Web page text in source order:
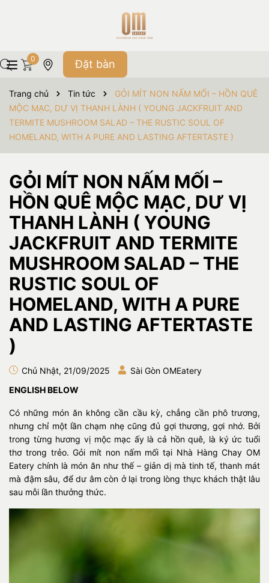
0 Đặt bàn
Trang chủ Tin tức
GỎI MÍT NON NẤM MỐI – HỒN QUÊ
MỘC MẠC, DƯ VỊ THANH LÀNH ( YOUNG JACKFRUIT AND
TERMITE MUSHROOM SALAD – THE RUSTIC SOUL OF
HOMELAND, WITH A PURE AND LASTING AFTERTASTE )
GỎI MÍT NON NẤM MỐI –
HỒN QUÊ MỘC MẠC, DƯ VỊ
THANH LÀNH ( YOUNG
JACKFRUIT AND TERMITE
MUSHROOM SALAD – THE
RUSTIC SOUL OF
HOMELAND, WITH A PURE
AND LASTING AFTERTASTE
)
Chủ Nhật, 21/09/2025
Sài Gòn OMEatery
ENGLISH BELOW
Có những món ăn không cần cầu kỳ, chẳng cần phô trương,
nhưng chỉ một lần chạm nhẹ cũng đủ gợi thương, gợi nhớ. Bởi
trong từng hương vị mộc mạc ấy là cả hồn quê, là ký ức tuổi
thơ trong trẻo. Gỏi mít non nấm mối tại Nhà Hàng Chay OM
Eatery chính là món ăn như thế – giản dị mà tinh tế, thanh mát
mà đậm sâu, để dư âm còn ở lại trong lòng thực khách thật lâu
sau mỗi lần thưởng thức.